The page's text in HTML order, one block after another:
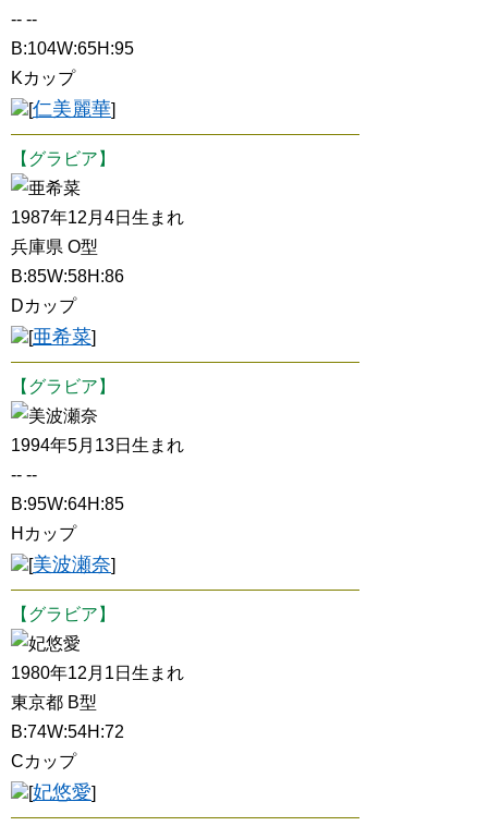
-- --
B:104W:65H:95
Kカップ
[仁美麗華]
【グラビア】
亜希菜
1987年12月4日生まれ
兵庫県 O型
B:85W:58H:86
Dカップ
[亜希菜]
【グラビア】
美波瀬奈
1994年5月13日生まれ
-- --
B:95W:64H:85
Hカップ
[美波瀬奈]
【グラビア】
妃悠愛
1980年12月1日生まれ
東京都 B型
B:74W:54H:72
Cカップ
[妃悠愛]